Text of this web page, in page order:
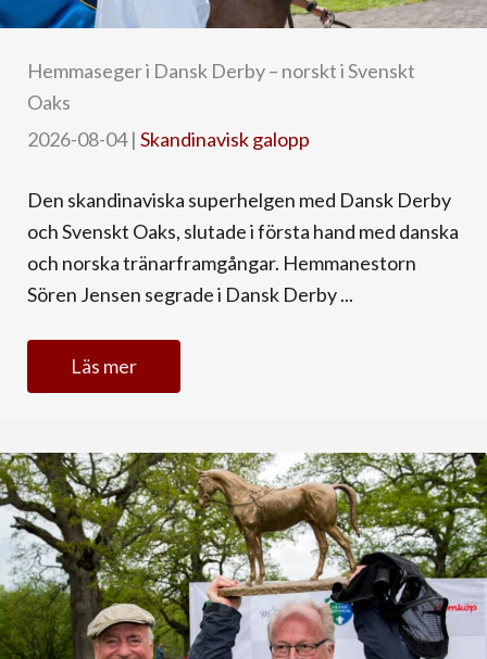
Hemmaseger i Dansk Derby – norskt i Svenskt
Oaks
2026-08-04| Skandinavisk galopp
Den skandinaviska superhelgen med Dansk Derby
och Svenskt Oaks, slutade i första hand med danska
och norska tränarframgångar. Hemmanestorn
Sören Jensen segrade i Dansk Derby ...
Läs mer